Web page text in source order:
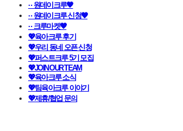
· · 원데이크루🧡
· · 원데이크루 신청🧡
· · 크루마켓🧡
💖육아크루 후기
💖우리 동네 오픈 신청
💖퍼스트크루 5기 모집
💖JOIN OUR TEAM
💖육아크루 소식
💖팀육아크루 이야기
💖제휴/협업 문의